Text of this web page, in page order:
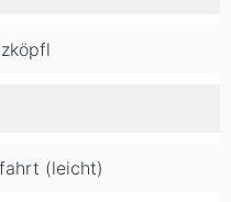
(leicht)